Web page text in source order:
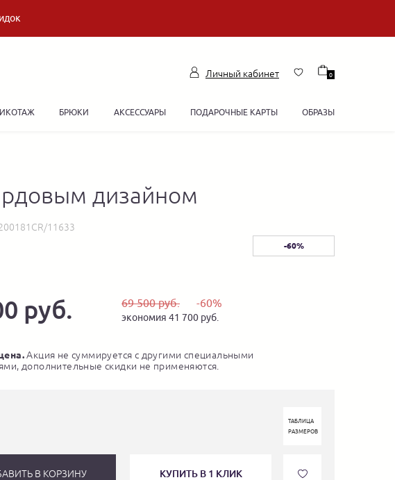
Личный кабинет 0
БРЮКИ АКСЕССУАРЫ ПОДАРОЧНЫЕ КАРТЫ ОБРАЗЫ
дизайном
11633
-60%
руб. 69 500 руб. -60%
экономия 41 700 руб.
Акция не суммируется с другими специальными
дополнительные скидки не применяются.
ТАБЛИЦА
РАЗМЕРОВ
В КОРЗИНУ КУПИТЬ В 1 КЛИК